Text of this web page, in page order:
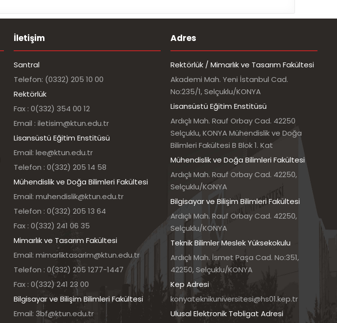
İletişim
Santral
Telefon: (0332) 205 10 00
Rektörlük
Fax : 0(332) 354 00 12
Email : iletisim@ktun.edu.tr
Lisansüstü Eğitim Enstitüsü
Email: lee@ktun.edu.tr
Telefon : 0(332) 205 14 58
Mühendislik ve Doğa Bilimleri Fakültesi
Email: muhendislik@ktun.edu.tr
Telefon : 0(332) 205 13 64
Fax : 0(332) 241 06 35
Mimarlık ve Tasarım Fakültesi
Email: mimarliktasarim@ktun.edu.tr
Telefon : 0(332) 205 1277-1447
Fax : 0(332) 241 23 00
Bilgisayar ve Bilişim Bilimleri Fakültesi
Email: 3bf@ktun.edu.tr
Adres
Rektörlük / Mimarlık ve Tasarım Fakültesi
Akademi Mah. Yeni İstanbul Cad.
No:235/1, Selçuklu/KONYA
Lisansüstü Eğitim Enstitüsü
Ardıçlı Mah. Rauf Orbay Cad. 42250
Selçuklu, KONYA Mühendislik ve Doğa
Bilimleri Fakültesi B Blok 1. Kat
Mühendislik ve Doğa Bilimleri Fakültesi
Ardıçlı Mah. Rauf Orbay Cad. 42250,
Selçuklu/KONYA
Bilgisayar ve Bilişim Bilimleri Fakültesi
Ardıçlı Mah. Rauf Orbay Cad. 42250,
Selçuklu/KONYA
Teknik Bilimler Meslek Yüksekokulu
Ardıçlı Mah. İsmet Paşa Cad. No:351,
42250, Selçuklu/KONYA
Kep Adresi
konyateknikuniversitesi@hs01.kep.tr
Ulusal Elektronik Tebligat Adresi